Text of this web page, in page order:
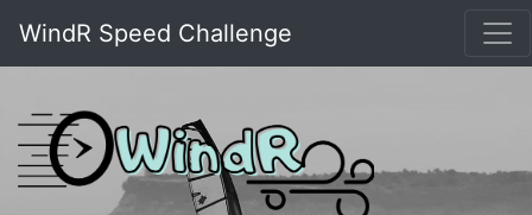
WindR Speed Challenge